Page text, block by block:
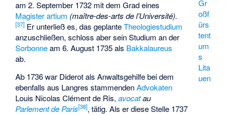
Gr
oßf
ürs
tent
um
s
Lita
uen
am 2. September 1732 mit dem Grad eines
Magister artium (maître-des-arts de l’Université).
[37] Er unterließ es, das geplanteTheologiestudium
anzuschließen, schloss aber sein Studium an der
Sorbonneam 6. August 1735 als Bakkalaureus
ab.
Ab 1736 war Diderot als Anwaltsgehilfe bei dem
ebenfalls aus Langres stammendenAdvokaten
Louis Nicolas Clément de Ris,avocatau
Parlement de Paris[38], tätig. Als er diese Stelle 1737